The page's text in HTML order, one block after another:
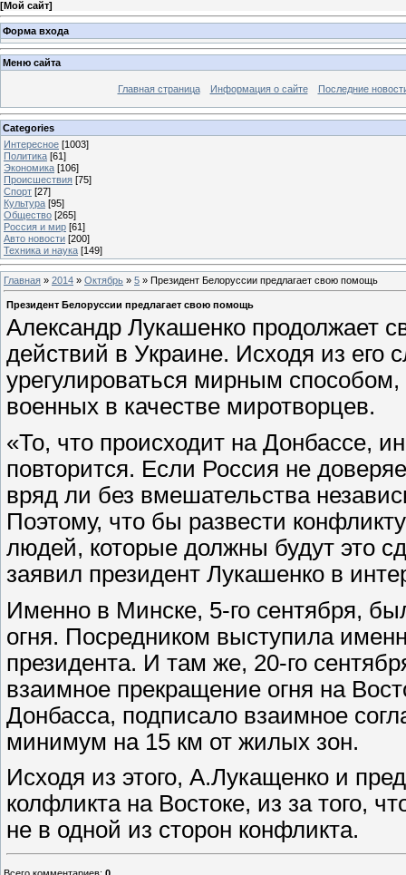
[Мой сайт]
Форма входа
Меню сайта
Главная страница Информация о сайте Последние
Categories
Интересное [1003]
Политика [61]
Экономика [106]
Происшествия [75]
Спорт [27]
Культура [95]
Общество [265]
Россия и мир [61]
Авто новости [200]
Техника и наука [149]
Главная » 2014 » Октябрь » 5 » Президент Белоруссии предлагает свою помощь
Президент Белоруссии предлагает свою помощь
Александр Лукашенко продолжает
действий в Украине. Исходя из его
урегулироваться мирным способом,
военных в качестве миротворцев.
«То, что происходит на Донбассе,
повторится. Если Россия не
вряд ли без вмешательства
Поэтому, что бы развести
людей, которые должны будут это
заявил президент Лукашенко в
Именно в Минске, 5-го сентября,
огня. Посредником выступила
президента. И там же, 20-го
взаимное прекращение огня на
Донбасса, подписало взаимное
минимум на 15 км от жилых зон.
Исходя из этого, А.Лукащенко и
колфликта на Востоке, из за того,
не в одной из сторон конфликта.